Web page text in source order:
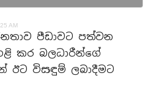
AM
පීඩාවට පත්වන
කර බලධාරීන්ගේ
ඊට විසඳුම් ලබාදීමට